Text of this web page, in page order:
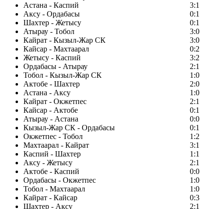
Астана - Каспий
3:1
Аксу - Ордабасы
0:1
Шахтер - Жетысу
0:1
Атырау - Тобол
3:0
Кайрат - Кызыл-Жар СК
3:0
Кайсар - Махтаарал
0:2
Жетысу - Каспий
3:2
Ордабасы - Атырау
2:1
Тобол - Кызыл-Жар СК
1:0
Актобе - Шахтер
2:0
Астана - Аксу
1:0
Кайрат - Окжетпес
2:1
Кайсар - Актобе
0:1
Атырау - Астана
0:0
Кызыл-Жар СК - Ордабасы
0:1
Окжетпес - Тобол
1:2
Махтаарал - Кайрат
3:1
Каспий - Шахтер
1:1
Аксу - Жетысу
2:1
Актобе - Каспий
0:0
Ордабасы - Окжетпес
1:0
Тобол - Махтаарал
1:0
Кайрат - Кайсар
0:3
Шахтер - Аксу
2:1